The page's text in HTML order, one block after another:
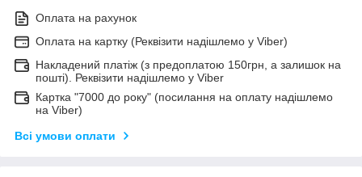
Оплата на рахунок
Оплата на картку (Реквізити надішлемо у Viber)
Накладений платіж (з предоплатою 150грн, а залишок на
пошті). Реквізити надішлемо у Viber
Картка "7000 до року" (посилання на оплату надішлемо
на Viber)
Всі умови оплати